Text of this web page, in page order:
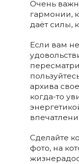
Очень
гармонии,
даёт силы,
Если вам
архива
когда-то
Сделайте
фото, на